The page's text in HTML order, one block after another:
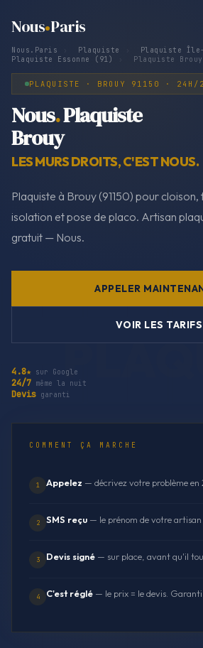
Nous Paris
Nous.Paris Plaquiste Plaquiste Île-
Plaquiste Essonne (91)
Plaquiste Brouy
PLAQUISTE · BROUY 91150 · 24H/
Nous.Plaquiste
Brouy
LES MURS DROITS, C'EST NOUS.
Plaquiste à Brouy (91150) pour
isolation et pose de placo. Artisan
gratuit — Nous.
APPELER
VOIR LES TARIFS
4.8★ sur Google
24/7 même la nuit
Devis garanti
COMMENT ÇA MARCHE
1 Appelez — décrivez votre problème en
2 SMS reçu — le prénom de votre artisan
3 Devis signé — sur place, avant qu'il
4 C'est réglé — le prix = le devis. Garanti